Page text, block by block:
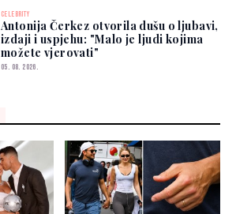
CELEBRITY
Antonija Čerkez otvorila dušu o ljubavi,
izdaji i uspjehu: "Malo je ljudi kojima
možete vjerovati"
05. 08. 2026.